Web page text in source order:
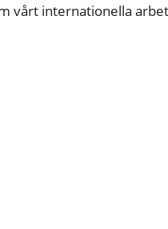
vårt internationella